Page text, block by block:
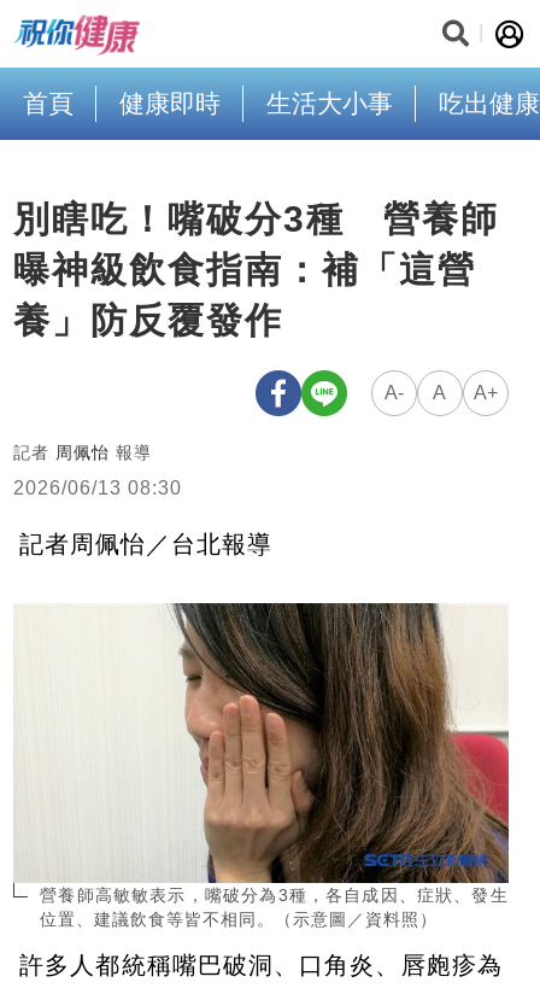
首頁 健康即時 生活大小事 吃出健康
別瞎吃！嘴破分3種 營養師
曝神級飲食指南：補「這營
養」防反覆發作
A- A A+
記者 周佩怡 報導
2026/06/13 08:30
記者周佩怡／台北報導
營養師高敏敏表示，嘴破分為3種，各自成因、症狀、發生
位置、建議飲食等皆不相同。（示意圖／資料照）
許多人都統稱嘴巴破洞、口角炎、唇皰疹為